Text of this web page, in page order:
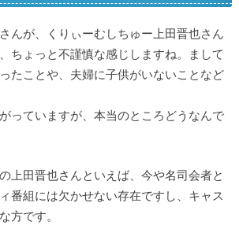
んが、くりぃーむしちゅー上田晋也さん
ちょっと不謹慎な感じしますね。まして
たことや、夫婦に子供がいないことなど
っていますが、本当のところどうなんで
上田晋也さんといえば、今や名司会者と
番組には欠かせない存在ですし、キャス
方です。